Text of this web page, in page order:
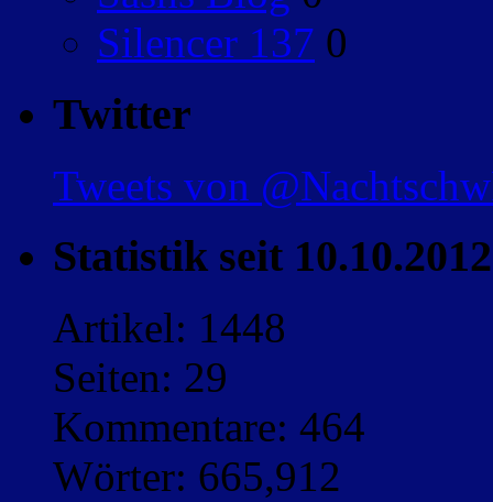
Silencer 137 0
Twitter
Tweets von
Statistik seit 10.10.2012
Artikel: 1448
Seiten: 29
Kommentare: 464
Wörter: 665,912